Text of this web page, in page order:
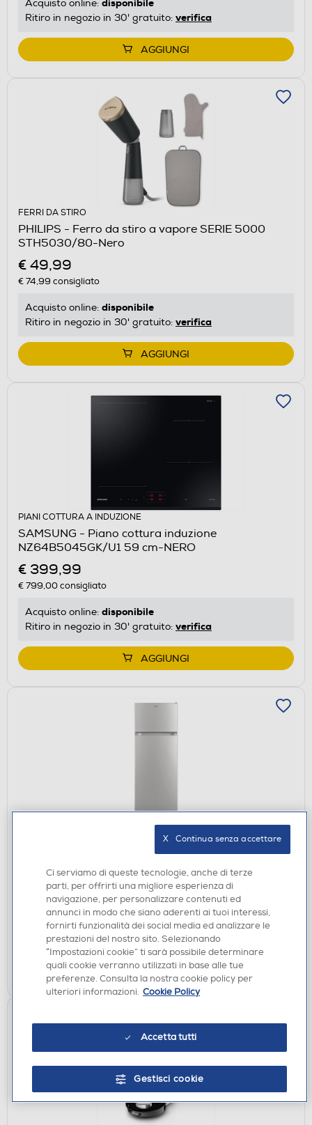
Acquisto online: disponibile
Ritiro in negozio in 30' gratuito: verifica
AGGIUNGI
FERRI DA STIRO
PHILIPS - Ferro da stiro a vapore SERIE 5000
STH5030/80-Nero
€ 49,99
€ 74,99 consigliato
Acquisto online: disponibile
Ritiro in negozio in 30' gratuito: verifica
AGGIUNGI
PIANI COTTURA A INDUZIONE
SAMSUNG - Piano cottura induzione
NZ64B5045GK/U1 59 cm-NERO
€ 399,99
€ 799,00consigliato
Acquisto online: disponibile
Ritiro in negozio in 30' gratuito: verifica
AGGIUNGI
CANDY - Frigorifero 2 porte CDG1S514ES Classe E
211 lt-Argento
€ 279,00
Acquisto online:disponibile
Ritiro in negozio in 30' gratuito:verifica
AGGIUNGI
Ci serviamo di queste tecnologie, anche di terze
parti, per offrirti una migliore esperienza di
navigazione, per personalizzare contenuti ed
annunci in modo che siano aderenti ai tuoi interessi,
fornirti funzionalità dei social media ed analizzare le
prestazioni del nostro sito. Selezionando
“Impostazioni cookie” ti sarà possibile determinare
quali cookie verranno utilizzati in base alle tue
preferenze. Consulta la nostra cookie policy per
ulteriori informazioni. Cookie Policy
Accetta tutti
Gestisci cookie
X   Continua senza accettare